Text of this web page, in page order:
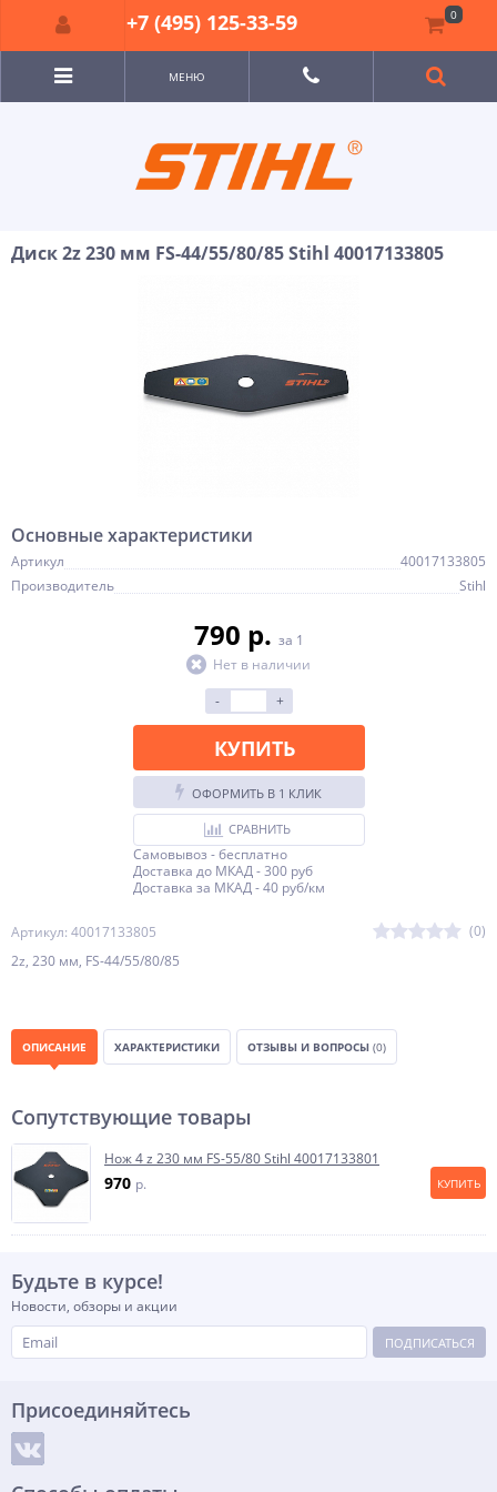
МЕНЮ
Диск 2z 230 мм FS-44/55/80/85 Stihl 40017133805
Артикул: 40017133805 (0)
Основные характеристики
Артикул
40017133805
Производитель
Stihl
2z, 230 мм, FS-44/55/80/85
790 p. за 1
Нет в наличии
-
+
КУПИТЬ
ОФОРМИТЬ В 1 КЛИК
СРАВНИТЬ
Самовывоз - бесплатно
Доставка до МКАД - 300 руб
Доставка за МКАД - 40 руб/км
ОПИСАНИЕ ХАРАКТЕРИСТИКИ ОТЗЫВЫ И ВОПРОСЫ (0)
Сопутствующие товары
Нож 4 z 230 мм FS-55/80 Stihl 40017133801
970 p. КУПИТЬ
Будьте в курсе!
Новости, обзоры и акции
ПОДПИСАТЬСЯ
Присоединяйтесь
+7 (495) 125-33-59 0